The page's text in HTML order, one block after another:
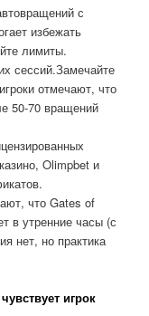
с
избежать
лимиты.
сессий.Замечайте
отмечают, что
50-70 вращений
Olimpbet и
что Gates of
в утренние часы (с
нет, но практика
игрок